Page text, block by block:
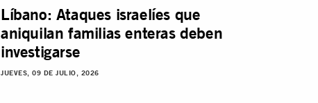
Líbano: Ataques israelíes que
aniquilan familias enteras deben
investigarse
JUEVES, 09 DE JULIO, 2026